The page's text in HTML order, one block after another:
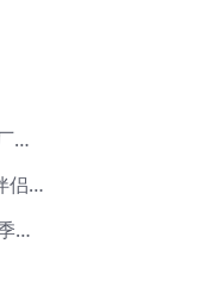
Go从入门到进阶，大厂案例全流程实践(完结)
熙墨爱经：12天探索伴侣亲密度
万维钢：精英日课1-6季合集